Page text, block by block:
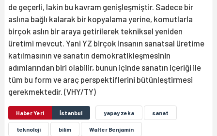
de geçerli, lakin bu kavram genişleşmiştir. Sadece bir
aslına bağlı kalarak bir kopyalama yerine, komutlarla
birçok aslın bir araya getirilerek tekniksel yeniden
üretimi mevcut. Yani YZ birçok insanın sanatsal üretime
katılmasının ve sanatın demokratikleşmesinin
adımlarından biri olabilir, bunun içinde sanatın içeriği ile
tüm bu form ve araç perspektiflerini bütünleştirmesi
gerekmektedir. (VHY/TY)
Haber Yeri İstanbul yapay zeka sanat
teknoloji bilim Walter Benjamin